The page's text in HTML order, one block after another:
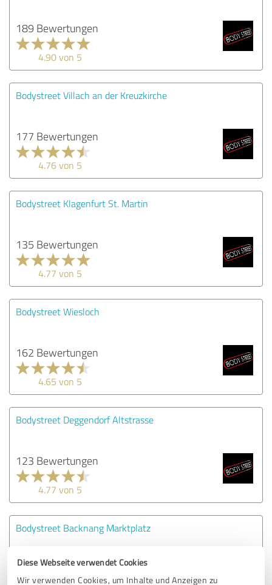
Diese Webseite verwendet Cookies
Wir verwenden Cookies, um Inhalte und Anzeigen zu
189 Bewertungen
4.90 von 5
Bodystreet Villach an der Kreuzkirche
177 Bewertungen
4.76 von 5
Bodystreet Klagenfurt St. Martin
135 Bewertungen
4.77 von 5
Bodystreet Wiesloch
162 Bewertungen
4.65 von 5
Bodystreet Deggendorf Altstrasse
123 Bewertungen
4.77 von 5
Bodystreet Backnang Marktplatz
165 Bewertungen